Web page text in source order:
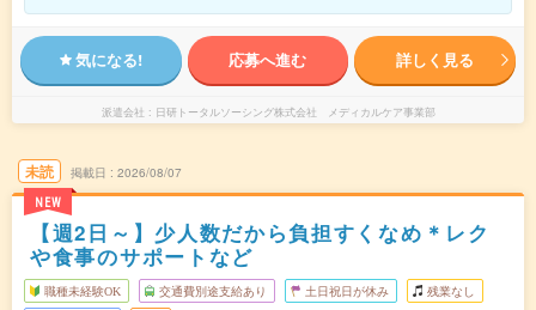
気になる! 応募へ進む 詳しく見る
派遣会社 日研トータルソーシング株式会社 メディカルケア事業部
未読
NEW
掲載日 2026/08/07
【週2日～】少人数だから負担すくなめ＊レク
や食事のサポートなど
職種未経験OK 交通費別途支給あり 土日祝日が休み 残業なし